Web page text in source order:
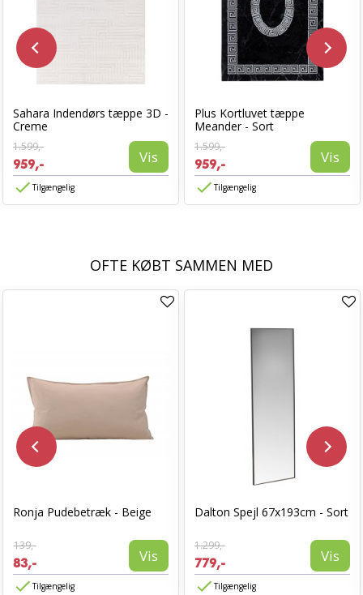
Sahara Indendørs tæppe 3D -
Creme
1.599,-
959,- Vis
Tilgængelig
Plus Kortluvet tæppe
Meander - Sort
1.599,-
959,- Vis
Tilgængelig
OFTE KØBT SAMMEN MED
Ronja Pudebetræk - Beige
139,-
83,- Vis
Tilgængelig
Dalton Spejl 67x193cm - Sort
1.299,-
779,- Vis
Tilgængelig